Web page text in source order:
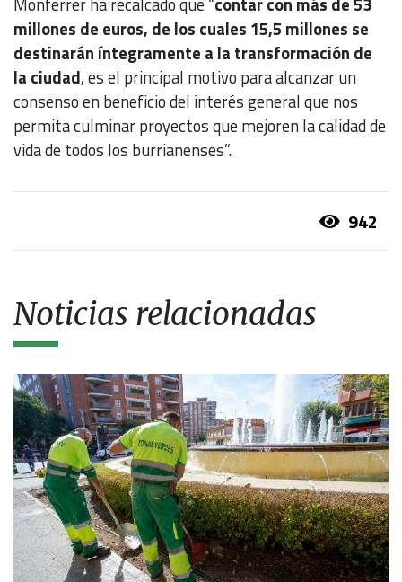
millones de euros, de los cuales 15,5 millones se
destinarán íntegramente a la transformación de
la ciudad, es el principal motivo para alcanzar un
consenso en beneficio del interés general que nos
permita culminar proyectos que mejoren la calidad de
vida de todos los burrianenses”.
942
Noticias relacionadas